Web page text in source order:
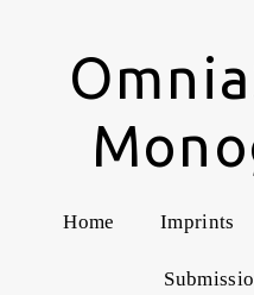
Home Imprints